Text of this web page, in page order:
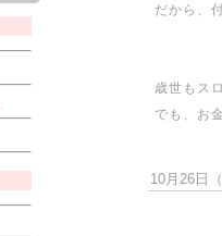
だから、
歳世もス
でも、お
10月26日